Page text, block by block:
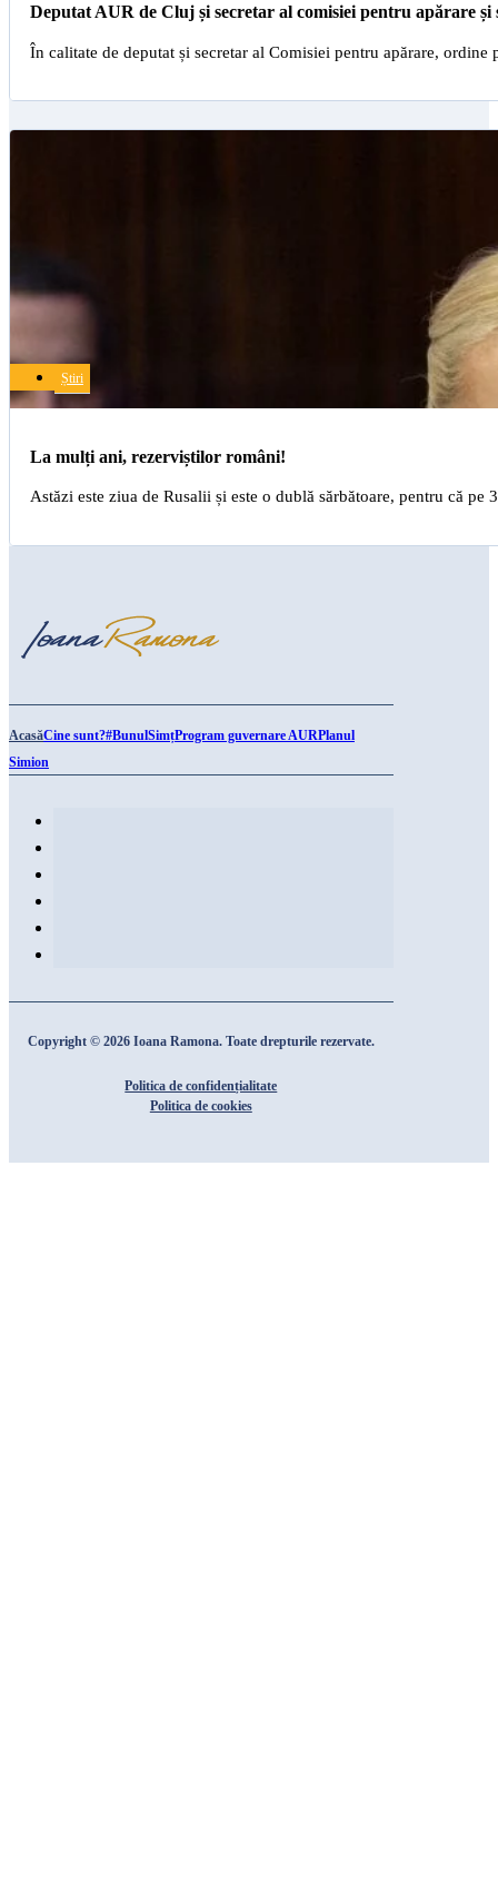
Deputat AUR de Cluj și secretar al comisiei pentru apărare
În calitate de deputat și secretar al Comisiei pentru apărare,
La mulți ani, rezerviștilor români!
Știri
Astăzi este ziua de Rusalii și este o dublă sărbătoare, pentru că
AcasăCine sunt?#BunulSimțProgram guvernare AURPlanul
Simion
Copyright © 2026 Ioana Ramona. Toate drepturile rezervate.
Politica de confidențialitate
Politica de cookies